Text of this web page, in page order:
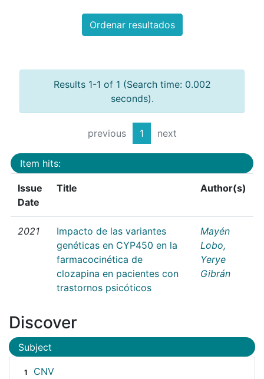
Ordenar resultados
Results 1-1 of 1 (Search time: 0.002
seconds).
previous 1 next
Item hits:
Issue
Date
Title Author(s)
2021
Impacto de las variantes
genéticas en CYP450 en la
farmacocinética de
clozapina en pacientes con
trastornos psicóticos
Mayén
Lobo,
Yerye
Gibrán
Discover
Subject
1 CNV